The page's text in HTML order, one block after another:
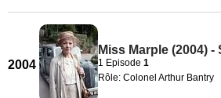
2004
Miss Marple (2004) -
1 Episode 1
Rôle: Colonel Arthur Bantry